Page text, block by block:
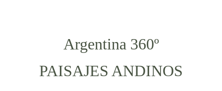
Argentina 360º
PAISAJES ANDINOS